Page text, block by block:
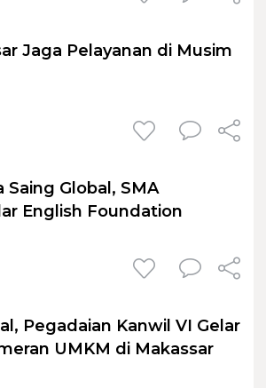
Jaga Pelayanan di Musim
Saing Global, SMA
English Foundation
Pegadaian Kanwil VI Gelar
UMKM di Makassar